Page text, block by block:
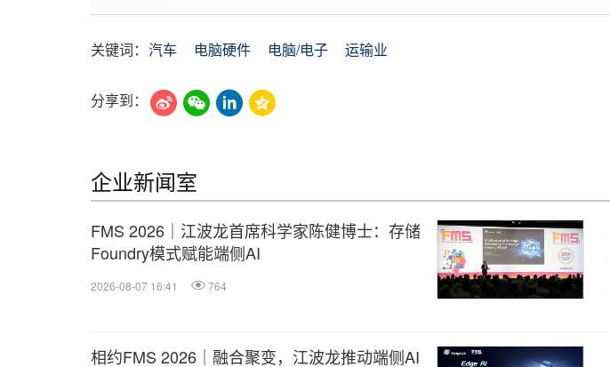
关键词： 汽车 电脑硬件 电脑/电子 运输业
分享到：
企业新闻室
FMS 2026｜江波龙首席科学家陈健博士：存储
Foundry模式赋能端侧AI
2026-08-07 16:41 764
相约FMS 2026｜融合聚变，江波龙推动端侧AI